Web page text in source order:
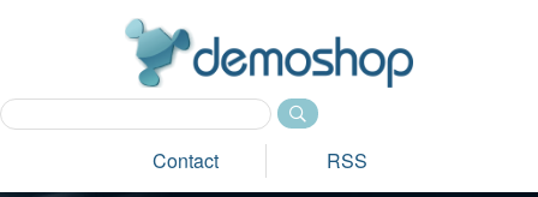
Contact RSS